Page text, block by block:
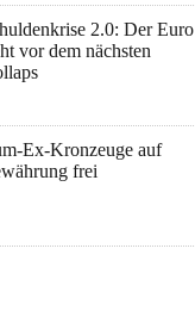
2.0: Der Euro
vor dem nächsten
Ex-Kronzeuge auf
frei